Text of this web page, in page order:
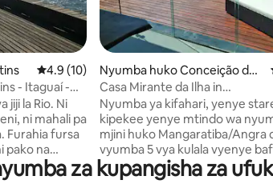
89
Ukadiriaji wa wastani wa 4.9 kati ya 5,
4.9 (10)
jiji la Rio. Ni
ni mahali pa
Furahia fursa
pako na
zako, huku
mara za
Nyumba huko Conceição de
Jacareí
Casa Mirante da Ilha in
Mangaratiba/Angra dos Reis
Nyumba ya kifahari, yenye
kipekee yenye mtindo wa
mjini huko Mangaratiba/Angra
vyumba 5 vya kulala vyenye
kiyoyozi, eneo la kupikia, jiko la
kuchomea nyama, bomba la
za kupangisha za